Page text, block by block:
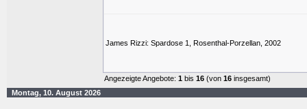
James Rizzi: Spardose 1, Rosenthal-Porzellan, 2002
Angezeigte Angebote: 1 bis 16 (von 16 insgesamt)
Montag, 10. August 2026